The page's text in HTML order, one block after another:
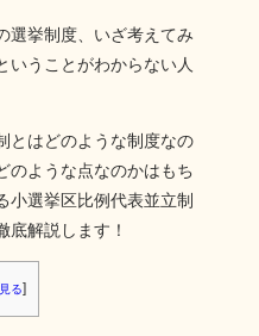
選挙制度、いざ考えてみ
いうことがわからない人
とはどのような制度なの
のような点なのかはもち
小選挙区比例代表並立制
底解説します！
見る]